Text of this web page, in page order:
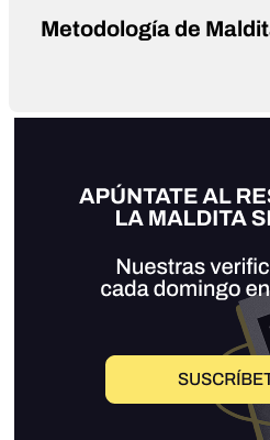
Metodología de